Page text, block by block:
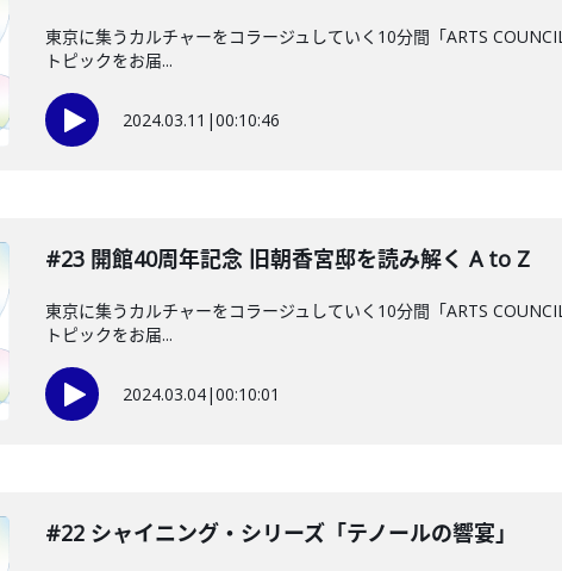
東京に集うカルチャーをコラージュしていく10分間「ARTS
トピックをお届...
2024.03.11 |00:10:46
#23 開館40周年記念 旧朝香宮邸を読み解く A to Z
東京に集うカルチャーをコラージュしていく10分間「ARTS
トピックをお届...
2024.03.04|00:10:01
#22 シャイニング・シリーズ「テノールの響宴」